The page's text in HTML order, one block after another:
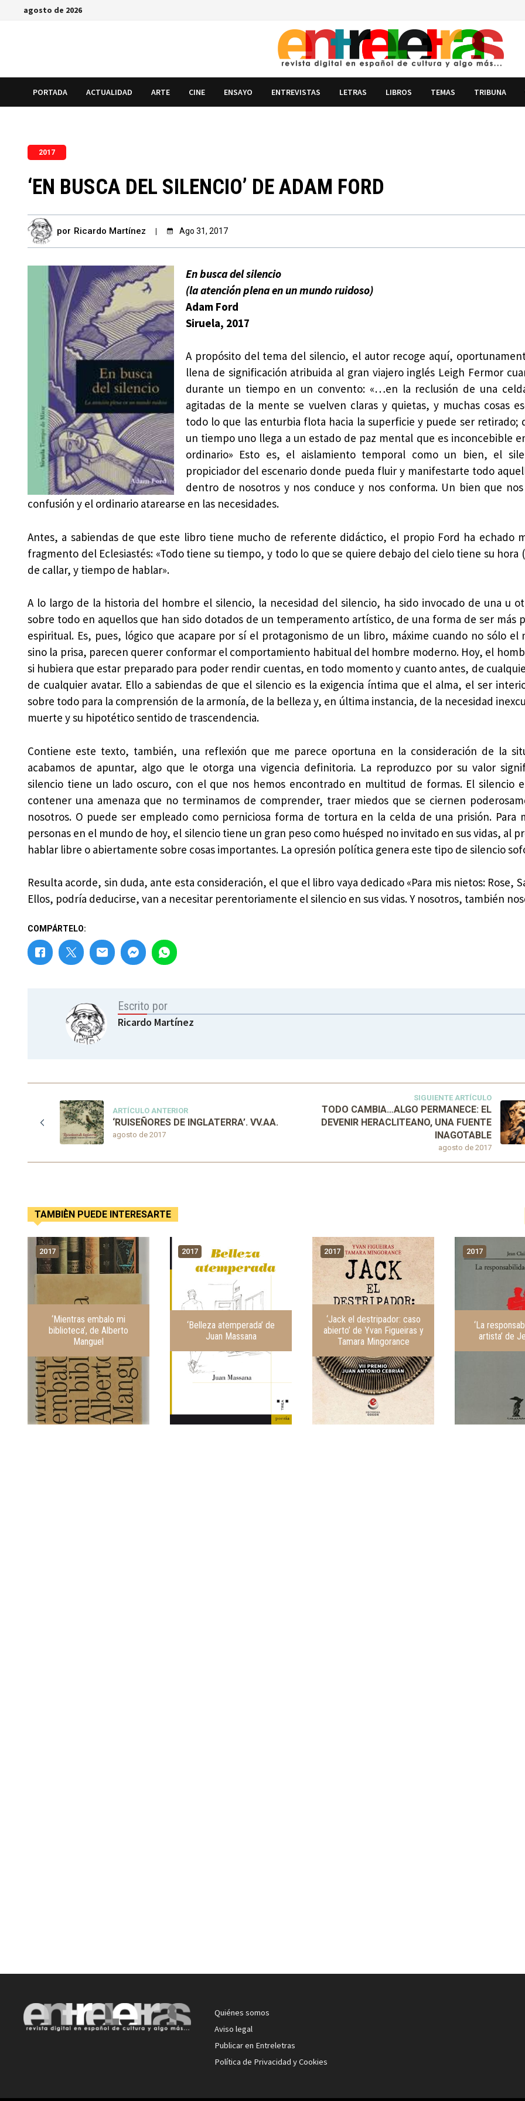
Saltaragosto de 2026
PORTADA ACTUALIDAD ARTE CINE ENSAYO ENTREVISTAS LETRAS LIBROS TEMAS TRIBUNA
2017
‘EN BUSCA DEL SILENCIO’ DE ADAM FORD
por Ricardo Martínez Ago 31, 2017
En busca del silencio
(la atención plena en un mundo ruidoso)
Adam Ford
Siruela, 2017
A propósito del tema del silencio, el autor recoge aquí,
llena de significación atribuida al gran viajero inglés Leigh Fermor
durante un tiempo en un convento: «…en la reclusión de una
agitadas de la mente se vuelven claras y quietas, y muchas cosas
todo lo que las enturbia flota hacia la superficie y puede ser retirado;
un tiempo uno llega a un estado de paz mental que es inconcebible
ordinario» Esto es, el aislamiento temporal como un bien, el
propiciador del escenario donde pueda fluir y manifestarte todo
dentro de nosotros y nos conduce y nos conforma. Un bien que
confusión y el ordinario atarearse en las necesidades.
Antes, a sabiendas de que este libro tiene mucho de referente didáctico, el propio Ford ha echado
fragmento del Eclesiastés: «Todo tiene su tiempo, y todo lo que se quiere debajo del cielo tiene su
de callar, y tiempo de hablar».
A lo largo de la historia del hombre el silencio, la necesidad del silencio, ha sido invocado de una u
sobre todo en aquellos que han sido dotados de un temperamento artístico, de una forma de ser más
espiritual. Es, pues, lógico que acapare por sí el protagonismo de un libro, máxime cuando no sólo el
sino la prisa, parecen querer conformar el comportamiento habitual del hombre moderno. Hoy, el
si hubiera que estar preparado para poder rendir cuentas, en todo momento y cuanto antes, de
de cualquier avatar. Ello a sabiendas de que el silencio es la exigencia íntima que el alma, el ser
sobre todo para la comprensión de la armonía, de la belleza y, en última instancia, de la necesidad
muerte y su hipotético sentido de trascendencia.
Contiene este texto, también, una reflexión que me parece oportuna en la consideración de la
acabamos de apuntar, algo que le otorga una vigencia definitoria. La reproduzco por su valor
silencio tiene un lado oscuro, con el que nos hemos encontrado en multitud de formas. El silencio
contener una amenaza que no terminamos de comprender, traer miedos que se ciernen
nosotros. O puede ser empleado como perniciosa forma de tortura en la celda de una prisión. Para
personas en el mundo de hoy, el silencio tiene un gran peso como huésped no invitado en sus vidas, al
hablar libre o abiertamente sobre cosas importantes. La opresión política genera este tipo de silencio
Resulta acorde, sin duda, ante esta consideración, el que el libro vaya dedicado «Para mis nietos: Rose,
Ellos, podría deducirse, van a necesitar perentoriamente el silencio en sus vidas. Y nosotros, también
COMPÁRTELO:
Escrito por
Ricardo Martínez
ARTÍCULO ANTERIOR
agosto de 2017
‘RUISEÑORES DE INGLATERRA’. VV.AA.
SIGUIENTE ARTÍCULO
agosto de 2017
TODO CAMBIA…ALGO PERMANECE: EL
DEVENIR HERACLITEANO, UNA FUENTE
INAGOTABLE
TAMBIÈN PUEDE INTERESARTE
2017
‘Mientras embalo mi
biblioteca’, de Alberto
Manguel
2017
‘Belleza atemperada’ de
Juan Massana
2017
‘Jack el destripador: caso
abierto’ de Yvan Figueiras y
Tamara Mingorance
2017
‘La
artista’ de
Quiénes somos
Aviso legal
Publicar en Entreletras
Política de Privacidad y Cookies